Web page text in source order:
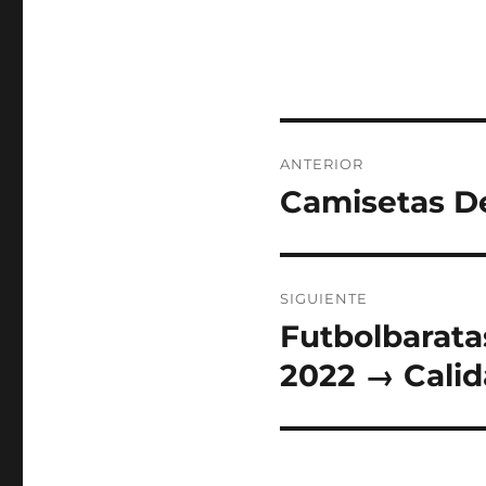
de
ANTERIOR
Entrada
Camisetas
SIGUIENTE
Entrada
siguiente:
2022 →